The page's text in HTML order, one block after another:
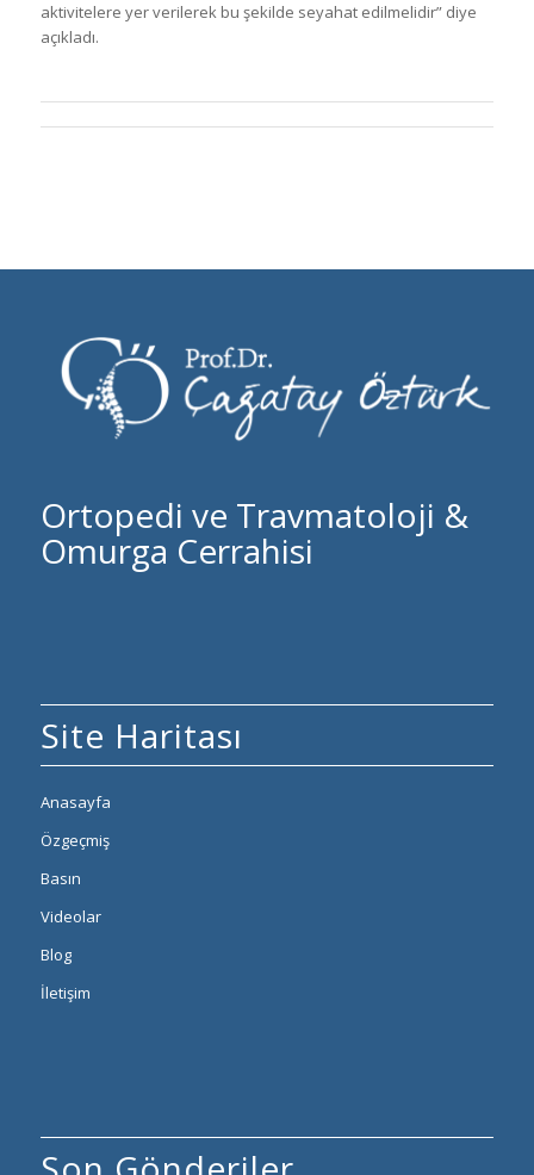
aktivitelere yer verilerek bu şekilde seyahat edilmelidir” diye
açıkladı.
Ortopedi ve Travmatoloji &
Omurga Cerrahisi
Site Haritası
Anasayfa
Özgeçmiş
Basın
Videolar
Blog
İletişim